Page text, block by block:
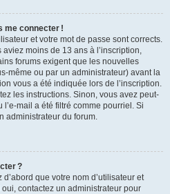
me connecter !
et votre mot de passe sont corrects.
moins de 13 ans à l’inscription,
forums exigent que les nouvelles
même ou par un administrateur) avant la
vous a été indiquée lors de l’inscription.
les instructions. Sinon, vous avez peut-
mail a été filtré comme pourriel. Si
administrateur du forum.
?
que votre nom d’utilisateur et
contactez un administrateur pour